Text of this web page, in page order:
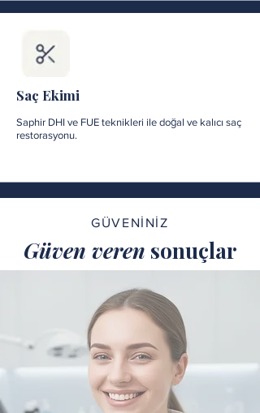
Saç Ekimi
Saphir DHI ve FUE teknikleri ile doğal ve kalıcı saç
restorasyonu.
GÜVENİNİZ
Güven veren sonuçlar